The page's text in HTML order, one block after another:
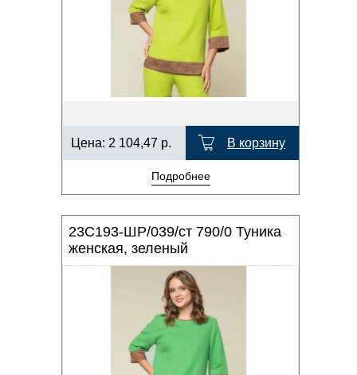
Цена: 2 104,47 р. В корзину
Подробнее
23С193-ШР/039/ст 790/0 Туника
женская, зеленый